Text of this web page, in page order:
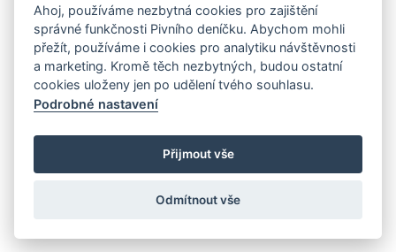
Máme rádi
Pivní.info
Poznámka pod čarou
Pivní deníček je nezávislý zdroj, který není spjat s žádným
konkrétním pivovarem ani restaurací. Názory uživatelů nemusí nutně
reprezentovat názory tvůrců Deníčku.
Ahoj, používáme nezbytná cookies pro zajištění
správné funkčnosti Pivního deníčku. Abychom mohli
přežít, používáme i cookies pro analytiku návštěvnosti
a marketing. Kromě těch nezbytných, budou ostatní
cookies uloženy jen po udělení tvého souhlasu.
Podrobné nastavení
Přijmout vše
Odmítnout vše